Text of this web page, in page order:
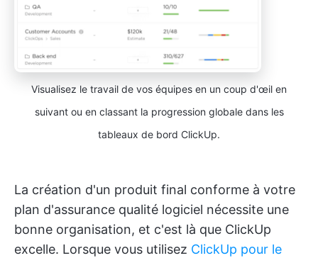
Visualisez le travail de vos équipes en un coup d'œil en
suivant ou en classant la progression globale dans les
tableaux de bord ClickUp.
La création d'un produit final conforme à votre
plan d'assurance qualité logiciel nécessite une
bonne organisation, et c'est là que ClickUp
excelle. Lorsque vous utilisez ClickUp pour le